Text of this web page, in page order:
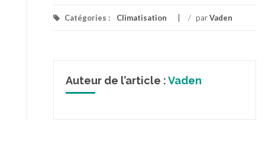
Catégories : Climatisation / parVaden
Auteur de l’article :Vaden